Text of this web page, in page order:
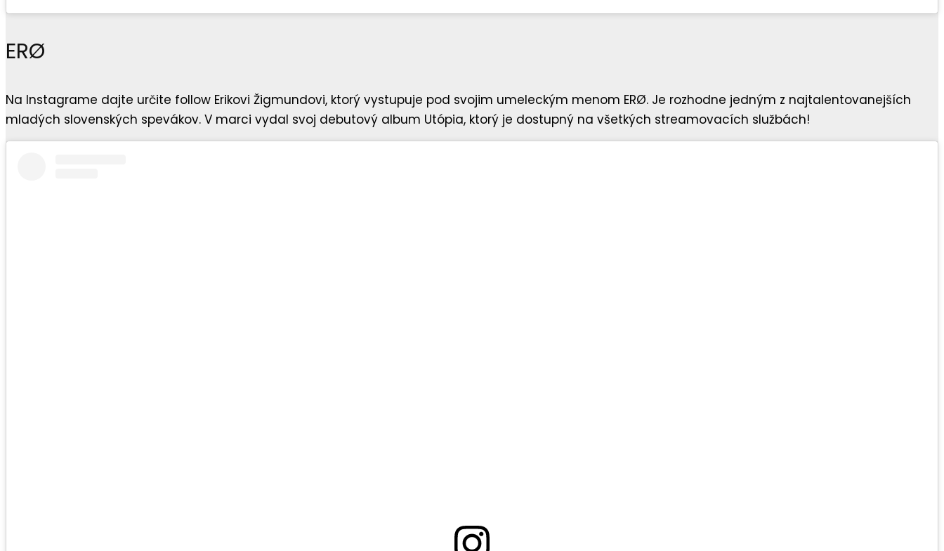
ERØ
Na Instagrame dajte určite follow Erikovi Žigmundovi, ktorý vystupuje pod svojim umeleckým menom ERØ. Je rozhodne jedným z najtalentovanejších
mladých slovenských spevákov. V marci vydal svoj debutový album Utópia, ktorý je dostupný na všetkých streamovacích službách!